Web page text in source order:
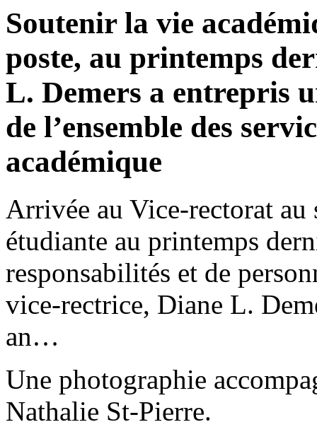
Soutenir la vie
poste, au printemps
L. Demers a entrepris
de l’ensemble des
académique
Arrivée au Vice-rectorat au
étudiante au printemps
responsabilités et de
vice-rectrice, Diane L.
an…
Une photographie
Nathalie St-Pierre.